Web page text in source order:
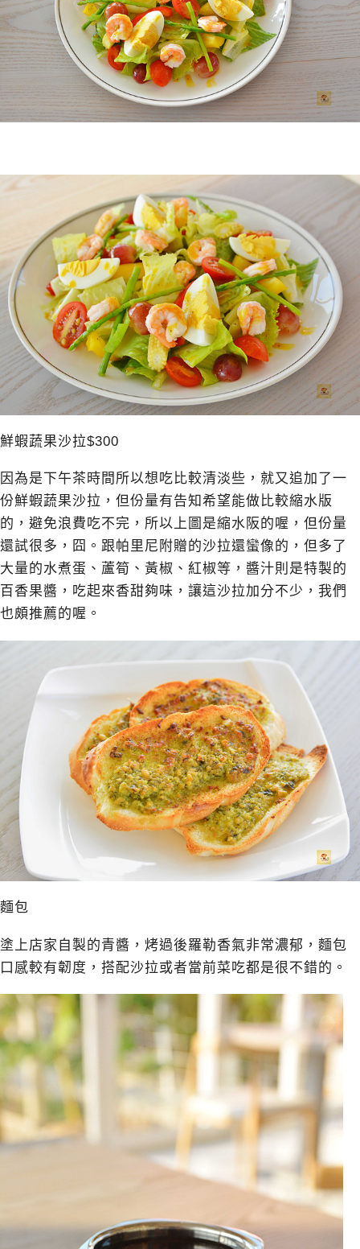
鮮蝦蔬果沙拉$300
因為是下午茶時間所以想吃比較清淡些，就又追加了一
份鮮蝦蔬果沙拉，但份量有告知希望能做比較縮水版
的，避免浪費吃不完，所以上圖是縮水阪的喔，但份量
還試很多，囧。跟帕里尼附贈的沙拉還蠻像的，但多了
大量的水煮蛋、蘆筍、黃椒、紅椒等，醬汁則是特製的
百香果醬，吃起來香甜夠味，讓這沙拉加分不少，我們
也頗推薦的喔。
麵包
塗上店家自製的青醬，烤過後羅勒香氣非常濃郁，麵包
口感較有韌度，搭配沙拉或者當前菜吃都是很不錯的。